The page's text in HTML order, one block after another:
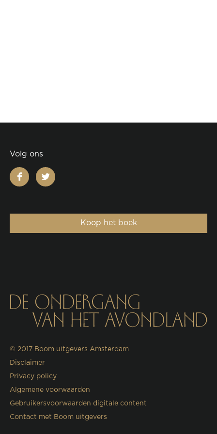
Volg ons
facebooktwitter
Koop het boek
© 2017 Boom uitgevers Amsterdam
Disclaimer
Privacy policy
Algemene voorwaarden
Gebruikersvoorwaarden digitale content
Contact met Boom uitgevers